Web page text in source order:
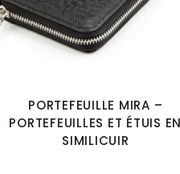
PORTEFEUILLE MIRA –
PORTEFEUILLES ET ÉTUIS EN
SIMILICUIR